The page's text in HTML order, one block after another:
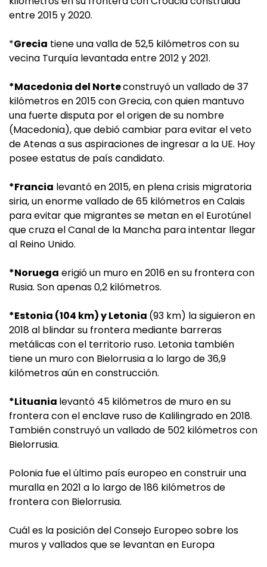
entre 2015 y 2020.
*Grecia tiene una valla de 52,5 kilómetros con su
vecina Turquía levantada entre 2012 y 2021.
*Macedonia del Norteconstruyó un vallado de 37
kilómetros en 2015 con Grecia, con quien mantuvo
una fuerte disputa por el origen de su nombre
(Macedonia), que debió cambiar para evitar el veto
de Atenas a sus aspiraciones de ingresar a la UE. Hoy
posee estatus de país candidato.
*Francia levantó en 2015, en plena crisis migratoria
siria, un enorme vallado de 65 kilómetros en Calais
para evitar que migrantes se metan en el Eurotúnel
que cruza el Canal de la Mancha para intentar llegar
al Reino Unido.
*Noruega erigió un muro en 2016 en su frontera con
Rusia. Son apenas 0,2 kilómetros.
*Estonia (104 km) y Letonia (93 km) la siguieron en
2018 al blindar su frontera mediante barreras
metálicas con el territorio ruso. Letonia también
tiene un muro con Bielorrusia a lo largo de 36,9
kilómetros aún en construcción.
*Lituania levantó 45 kilómetros de muro en su
frontera con el enclave ruso de Kalilingrado en 2018.
También construyó un vallado de 502 kilómetros con
Bielorrusia.
Polonia fue el último país europeo en construir una
muralla en 2021 a lo largo de 186 kilómetros de
frontera con Bielorrusia.
Cuál es la posición del Consejo Europeo sobre los
muros y vallados que se levantan en Europa